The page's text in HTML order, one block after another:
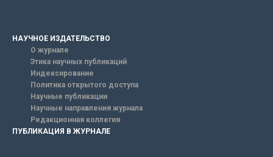
НАУЧНОЕ ИЗДАТЕЛЬСТВО
О журнале
Этика научных публикаций
Индексирование
Политика открытого доступа
Научные публикации
Научные направления журнала
Редакционная коллегия
ПУБЛИКАЦИЯ В ЖУРНАЛЕ